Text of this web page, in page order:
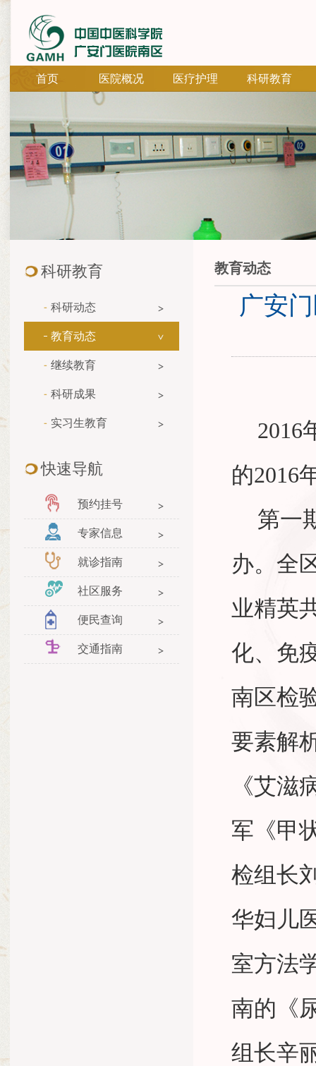
首页 医院概况 医疗护理 科研教育
科研教育
科研动态
教育动态
继续教育
科研成果
实习生教育
快速导航
预约挂号
专家信息
就诊指南
社区服务
便民查询
交通指南
教育动态
广安
2016
的2016
第一
办。全
业精英
化、免
南区检
要素解
《艾滋
军《甲
检组长
华妇儿
室方法
南的《
组长辛